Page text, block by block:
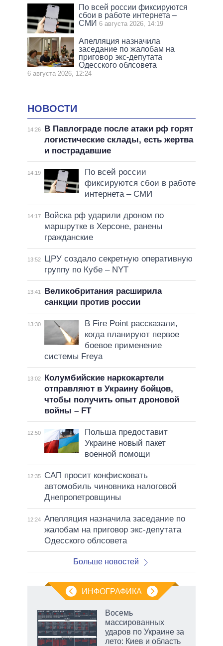
По всей россии фиксируются
сбои в работе интернета –
СМИ 6 августа 2026, 14:19
Апелляция назначила
заседание по жалобам на
приговор экс-депутата
Одесского облсовета
6 августа 2026, 12:24
НОВОСТИ
14:26
В Павлограде после атаки рф горят
логистические склады, есть жертва
и пострадавшие
14:19
По всей россии
фиксируются сбои в работе
интернета – СМИ
14:17
Войска рф ударили дроном по
маршрутке в Херсоне, ранены
гражданские
13:52
ЦРУ создало секретную оперативную
группу по Кубе – NYT
13:41
Великобритания расширила
санкции против россии
13:30
В Fire Point рассказали,
когда планируют первое
боевое применение
системы Freya
13:02
Колумбийские наркокартели
отправляют в Украину бойцов,
чтобы получить опыт дроновой
войны – FT
12:50
Польша предоставит
Украине новый пакет
военной помощи
12:35
САП просит конфисковать
автомобиль чиновника налоговой
Днепропетровщины
12:24 Апелляция назначила заседание по
жалобам на приговор экс-депутата
Одесского облсовета
Больше новостей
ИНФОГРАФИКА
Восемь
массированных
ударов по Украине за
лето: Киев и область